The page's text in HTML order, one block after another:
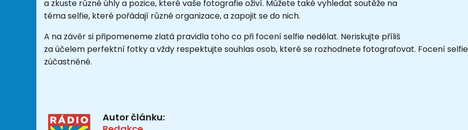
a zkuste různé úhly a pozice, které vaše fotografie oživí. Můžete také vyhledat soutěže na
téma selfie, které pořádají různé organizace, a zapojit se do nich.
A na závěr si připomeneme zlatá pravidla toho co při focení selfie nedělat. Neriskujte příliš
za účelem perfektní fotky a vždy respektujte souhlas osob, které se rozhodnete fotografovat. Focení
zúčastněné.
Autor článku: